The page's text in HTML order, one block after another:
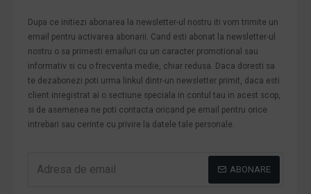
Dupa ce initiezi abonarea la newsletter-ul nostru iti vom trimite un
email pentru activarea abonarii. Cand esti abonat la newsletter-ul
nostru o sa primesti emailuri cu un caracter promotional sau
informativ si cu o frecventa medie, chiar redusa. Daca doresti sa
te dezabonezi poti urma linkul dintr-un newsletter primit, daca esti
client inregistrat ai o sectiune speciala in contul tau in acest scop,
si de asemenea ne poti contacta oricand pe email pentru orice
intrebari sau cerinte cu privire la datele tale personale.
ABONARE